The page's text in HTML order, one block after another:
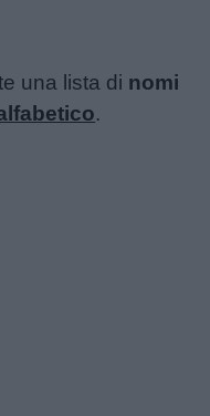
una lista di nomi
.